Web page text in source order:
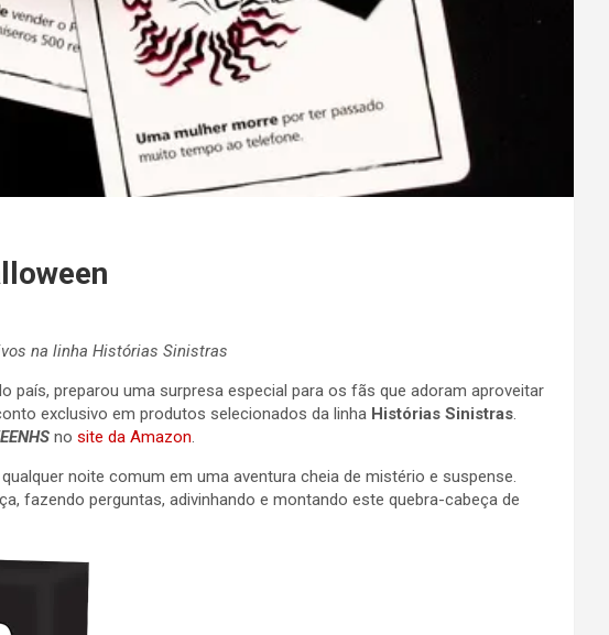
na linha Histórias Sinistras
país, preparou uma surpresa especial para os fãs que adoram aproveitar
exclusivo em produtos selecionados da linha Histórias Sinistras.
no site da Amazon.
noite comum em uma aventura cheia de mistério e suspense.
fazendo perguntas, adivinhando e montando este quebra-cabeça de